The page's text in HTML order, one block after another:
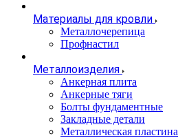
Материалы для кровли
Металлочерепица
Профнастил
Металлоизделия
Анкерная плита
Анкерные тяги
Болты фундаментные
Закладные детали
Металлическая пластина